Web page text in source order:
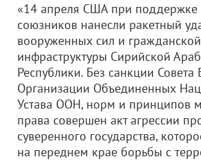
«14 апреля США при поддержке
союзников нанесли ракетный
вооруженных сил и гражданской
инфраструктуры Сирийской
Республики. Без санкции Совета
Организации Объединенных
Устава ООН, норм и принципов
права совершен акт агрессии
суверенного государства,
на переднем крае борьбы с